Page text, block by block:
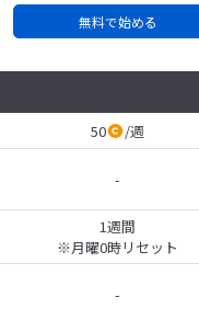
無料で始める
50 /週
-
1週間
※月曜0時リセット
-